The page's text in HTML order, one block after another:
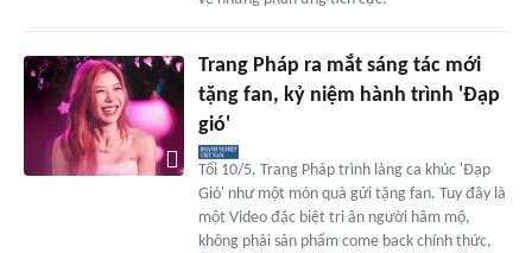
Trang Pháp ra mắt sáng tác mới
tặng fan, kỷ niệm hành trình 'Đạp
gió'
Tối 10/5, Trang Pháp trình làng ca khúc 'Đạp
Gió' như một món quà gửi tặng fan. Tuy đây là
một Video đặc biệt tri ân người hâm mộ,
không phải sản phẩm come back chính thức,